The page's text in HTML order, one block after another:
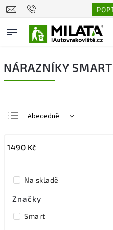
NÁRAZNÍKY SMART
Abecedně
Nejdražší
1490 Kč
Na skladě
Značky
Smart